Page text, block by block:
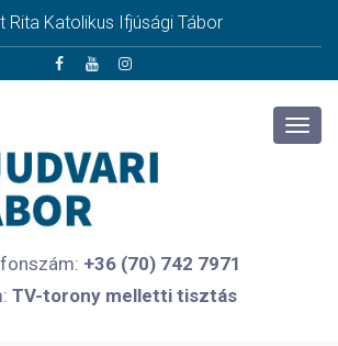
Rita Katolikus Ifjúsági Tábor
+36 (70) 742 7971
TV-torony melletti tisztás